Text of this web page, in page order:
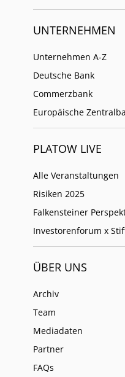
UNTERNEHMEN
Unternehmen A-Z
Deutsche Bank
Commerzbank
Europäische
PLATOW LIVE
Alle Veranstaltungen
Risiken 2025
Falkensteiner
Investorenforum x
ÜBER UNS
Archiv
Team
Mediadaten
Partner
FAQs